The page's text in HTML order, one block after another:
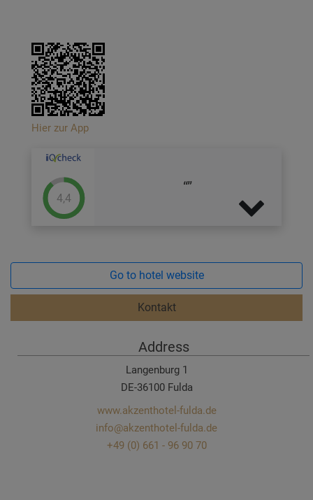
Hier zur App
4,4
Go to hotel website
Kontakt
Address
Langenburg 1
DE-36100 Fulda
www.akzenthotel-fulda.de
info@akzenthotel-fulda.de
+49 (0) 661 - 96 90 70